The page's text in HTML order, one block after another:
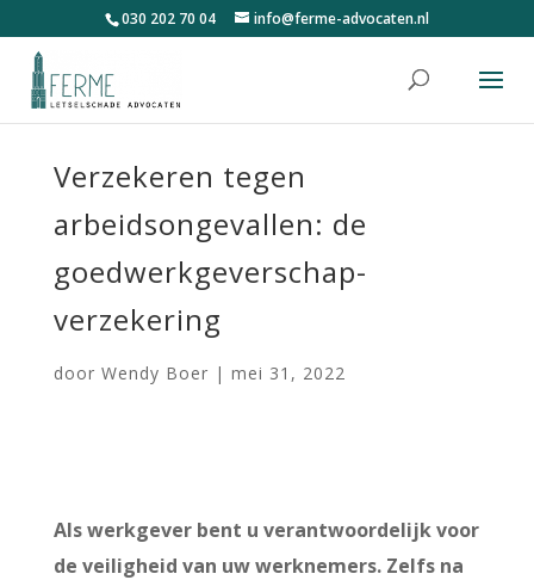
030 202 70 04 info@ferme-advocaten.nl
Verzekeren tegen
arbeidsongevallen: de
goedwerkgeverschap-
verzekering
door Wendy Boer | mei 31, 2022
Als werkgever bent u verantwoordelijk voor
de veiligheid van uw werknemers. Zelfs na